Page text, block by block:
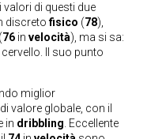
valori di questi due
discretofisico (78),
76 in velocità), ma si sa:
Il suo punto
miglior
valore globale, con il
in dribbling. Eccellente